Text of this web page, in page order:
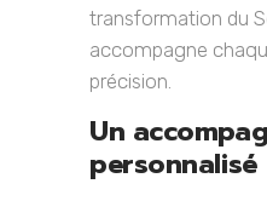
transformation du
accompagne
précision.
Un
personnalisé